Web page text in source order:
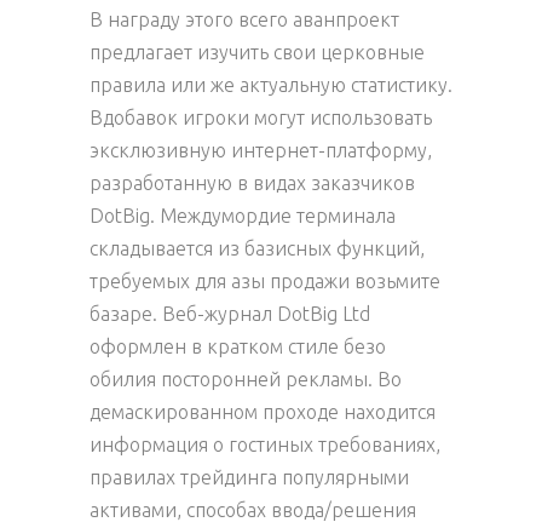
В награду этого всего аванпроект
предлагает изучить свои церковные
правила или же актуальную статистику.
Вдобавок игроки могут использовать
эксклюзивную интернет-платформу,
разработанную в видах заказчиков
DotBig. Междумордие терминала
складывается из базисных функций,
требуемых для азы продажи возьмите
базаре. Веб-журнал DotBig Ltd
оформлен в кратком стиле безо
обилия посторонней рекламы. Во
демаскированном проходе находится
информация о гостиных требованиях,
правилах трейдинга популярными
активами, способах ввода/решения